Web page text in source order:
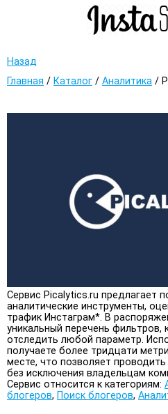
Назад
Главная / Каталог / Аналитика /
Сервис Picalytics.ru предлагает
аналитические инструменты,
трафик Инстаграм*. В
уникальный перечень
отследить любой параметр.
получаете более тридцати
месте, что позволяет
без исключения владельцам
Сервис относится к категориям:
блогеров, Поиск блогеров,